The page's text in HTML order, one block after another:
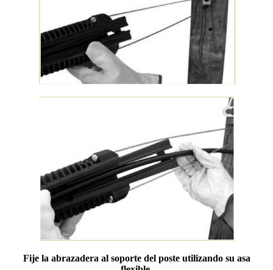
Fije la abrazadera al soporte del poste utilizando su asa